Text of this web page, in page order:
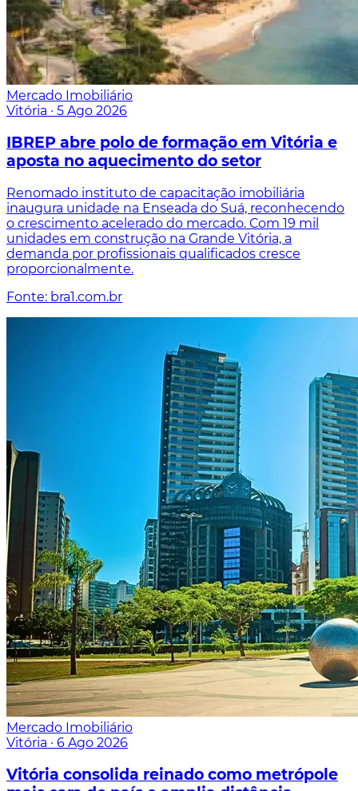
Mercado Imobiliário
Vitória · 5 Ago 2026
IBREP abre polo de formação em Vitória e
aposta no aquecimento do setor
Renomado instituto de capacitação imobiliária
inaugura unidade na Enseada do Suá, reconhecendo
o crescimento acelerado do mercado. Com 19 mil
unidades em construção na Grande Vitória, a
demanda por profissionais qualificados cresce
proporcionalmente.
Fonte: bra1.com.br
Mercado Imobiliário
Vitória · 6 Ago 2026
Vitória consolida reinado como metrópole